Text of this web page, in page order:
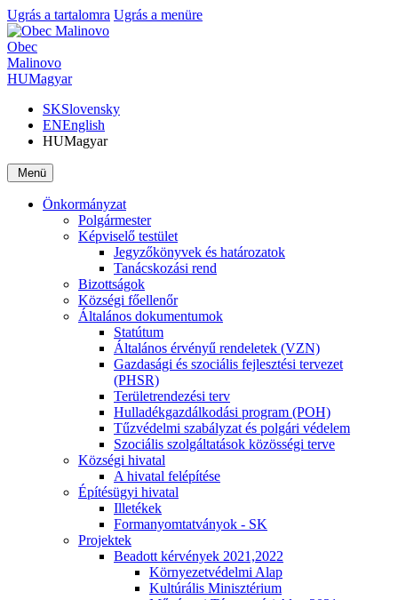
Ugrás a tartalomra Ugrás a menüre
Obec
Malinovo
HUMagyar
SKSlovensky
ENEnglish
HUMagyar
Menü
Önkormányzat
Polgármester
Képviselő testület
Jegyzőkönyvek és határozatok
Tanácskozási rend
Bizottságok
Községi főellenőr
Általános dokumentumok
Statútum
Általános érvényű rendeletek (VZN)
Gazdasági és szociális fejlesztési tervezet
(PHSR)
Területrendezési terv
Hulladékgazdálkodási program (POH)
Tűzvédelmi szabályzat és polgári védelem
Szociális szolgáltatások közösségi terve
Községi hivatal
A hivatal felépítése
Építésügyi hivatal
Illetékek
Formanyomtatványok - SK
Projektek
Beadott kérvények 2021,2022
Környezetvédelmi Alap
Kultúrális Minisztérium